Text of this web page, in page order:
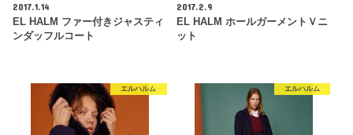
2017.1.14
EL HALM ファー付きジャスティ
ンダッフルコート
2017.2.9
EL HALM ホールガーメントＶニ
ット
エルハルム エルハルム